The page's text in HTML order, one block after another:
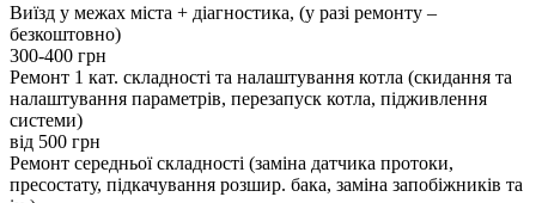
Виїзд у межах міста + діагностика, (у разі ремонту –
безкоштовно)
300-400 грн
Ремонт 1 кат. складності та налаштування котла (скидання та
налаштування параметрів, перезапуск котла, підживлення
системи)
вiд 500 грн
Ремонт середньої складності (заміна датчика протоки,
пресостату, підкачування розшир. бака, заміна запобіжників та